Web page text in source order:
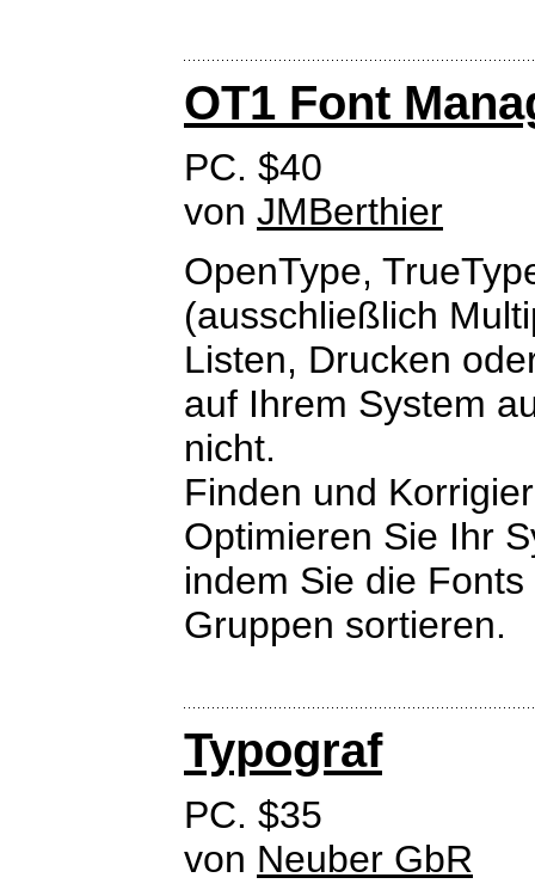
OT1 Font
PC. $40
von JMBerthier
OpenType,
(ausschließlich
Listen, Drucken
auf Ihrem System
nicht.
Finden und
Optimieren Sie Ihr
indem Sie die
Gruppen sortieren.
Typograf
PC. $35
von Neuber GbR